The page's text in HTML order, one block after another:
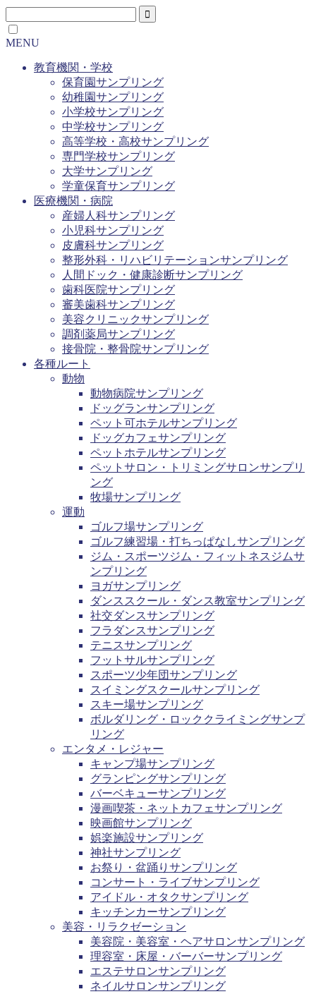
MENU
教育機関・学校
保育園サンプリング
幼稚園サンプリング
小学校サンプリング
中学校サンプリング
高等学校・高校サンプリング
専門学校サンプリング
大学サンプリング
学童保育サンプリング
医療機関・病院
産婦人科サンプリング
小児科サンプリング
皮膚科サンプリング
整形外科・リハビリテーションサンプリング
人間ドック・健康診断サンプリング
歯科医院サンプリング
審美歯科サンプリング
美容クリニックサンプリング
調剤薬局サンプリング
接骨院・整骨院サンプリング
各種ルート
動物
動物病院サンプリング
ドッグランサンプリング
ペット可ホテルサンプリング
ドッグカフェサンプリング
ペットホテルサンプリング
ペットサロン・トリミングサロンサンプリ
ング
牧場サンプリング
運動
ゴルフ場サンプリング
ゴルフ練習場・打ちっぱなしサンプリング
ジム・スポーツジム・フィットネスジムサ
ンプリング
ヨガサンプリング
ダンススクール・ダンス教室サンプリング
社交ダンスサンプリング
フラダンスサンプリング
テニスサンプリング
フットサルサンプリング
スポーツ少年団サンプリング
スイミングスクールサンプリング
スキー場サンプリング
ボルダリング・ロッククライミングサンプ
リング
エンタメ・レジャー
キャンプ場サンプリング
グランピングサンプリング
バーベキューサンプリング
漫画喫茶・ネットカフェサンプリング
映画館サンプリング
娯楽施設サンプリング
神社サンプリング
お祭り・盆踊りサンプリング
コンサート・ライブサンプリング
アイドル・オタクサンプリング
キッチンカーサンプリング
美容・リラクゼーション
美容院・美容室・ヘアサロンサンプリング
理容室・床屋・バーバーサンプリング
エステサロンサンプリング
ネイルサロンサンプリング